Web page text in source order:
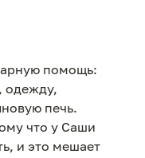
помощь:
одежду,
печь.
что у Саши
и это мешает